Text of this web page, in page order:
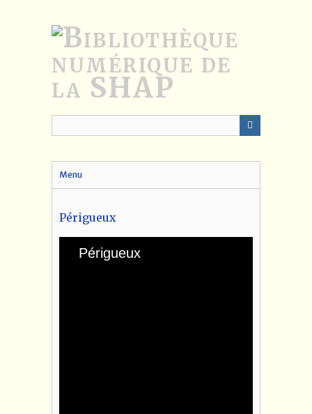
Menu
Périgueux